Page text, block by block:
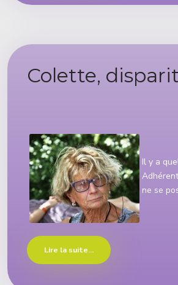
Colette,
Il y a
ne se
Lire la suite...